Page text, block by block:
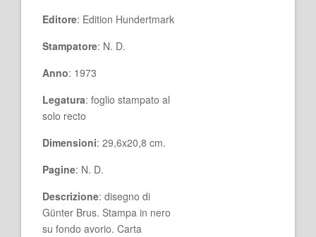
Editore: Edition Hundertmark
Stampatore: N. D.
Anno: 1973
Legatura: foglio stampato al
solo recto
Dimensioni: 29,6x20,8 cm.
Pagine: N. D.
Descrizione: disegno di
Günter Brus. Stampa in nero
su fondo avorio. Carta